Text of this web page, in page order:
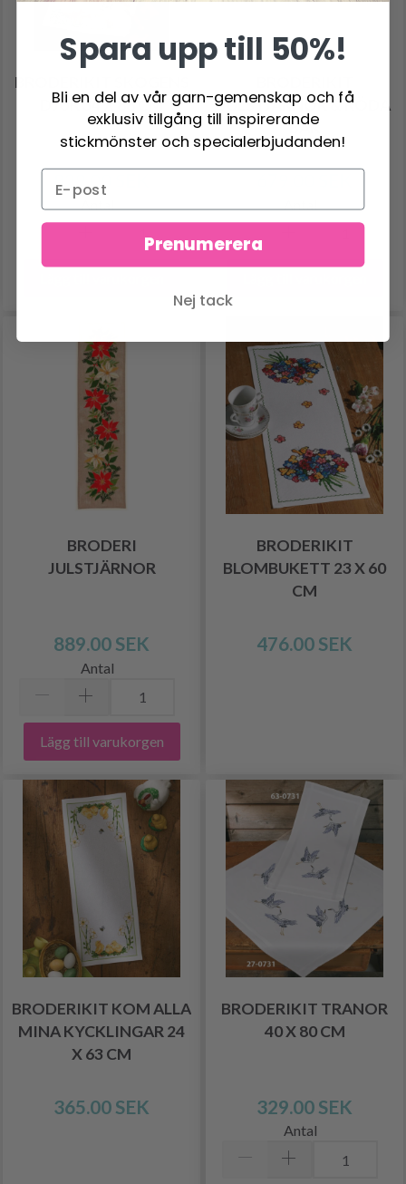
BRODERIKIT SKOGENS
DJUR 34 X 88 CM
829.00 SEK
JULSTJÄRNOR & RÖDA
BÄR
BRODERI
JULSTJÄRNOR
889.00 SEK
Antal
Lägg till varukorgen
BRODERIKIT
BLOMBUKETT 23 X 60
CM
476.00 SEK
BRODERIKIT KOM ALLA
MINA KYCKLINGAR 24
X 63 CM
365.00 SEK
BRODERIKIT TRANOR
40 X 80 CM
329.00 SEK
Antal
Spara upp till 50%!
Bli en del av vår garn-gemenskap och få
exklusiv tillgång till inspirerande
stickmönster och specialerbjudanden!
Prenumerera
Nej tack